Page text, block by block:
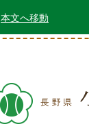
本文へ移動